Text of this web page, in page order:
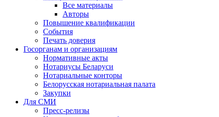
Все материалы
Авторы
Повышение квалификации
События
Печать доверия
Госорганам и организациям
Нормативные акты
Нотариусы Беларуси
Нотариальные конторы
Белорусская нотариальная палата
Закупки
Для СМИ
Пресс-релизы